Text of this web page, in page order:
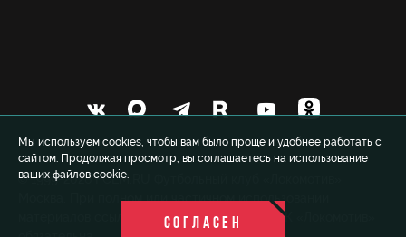
Мы используем cookies, чтобы вам было проще и удобнее работать с
сайтом. Продолжая просмотр, вы соглашаетесь на использование
ваших файлов cookie.
СОГЛАСЕН
© 1999-2026 FCLM.RU Футбольный клуб «Локомотив»
Москва. При полном или частичном использовании
материалов ссылка на официальный сайт ФК «Локомотив»